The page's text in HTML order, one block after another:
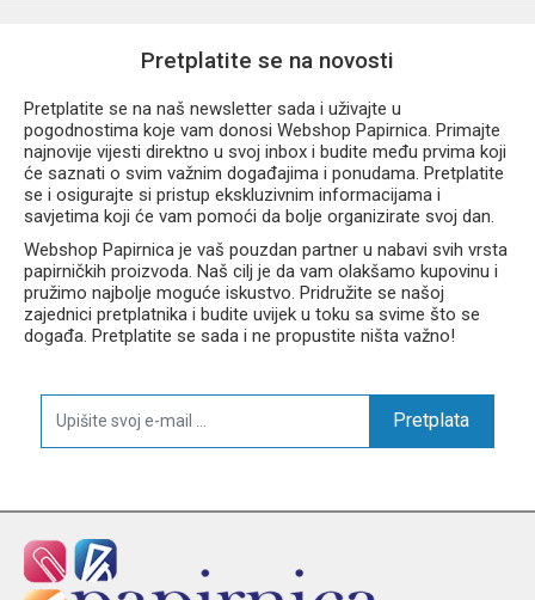
Pretplatite se na novosti
Pretplatite se na naš newsletter sada i uživajte u
pogodnostima koje vam donosi Webshop Papirnica. Primajte
najnovije vijesti direktno u svoj inbox i budite među prvima koji
će saznati o svim važnim događajima i ponudama. Pretplatite
se i osigurajte si pristup ekskluzivnim informacijama i
savjetima koji će vam pomoći da bolje organizirate svoj dan.
Webshop Papirnica je vaš pouzdan partner u nabavi svih vrsta
papirničkih proizvoda. Naš cilj je da vam olakšamo kupovinu i
pružimo najbolje moguće iskustvo. Pridružite se našoj
zajednici pretplatnika i budite uvijek u toku sa svime što se
događa. Pretplatite se sada i ne propustite ništa važno!
Pretplata